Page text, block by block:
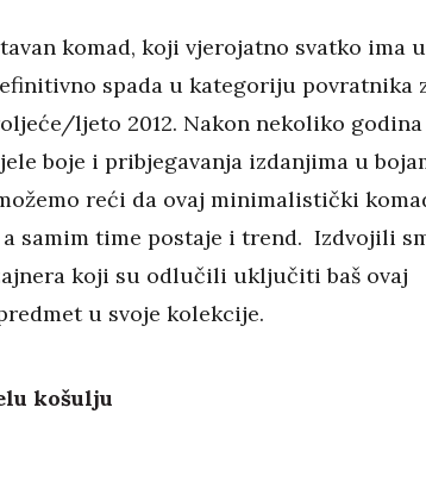
komad, koji vjerojatno svatko ima u
spada u kategoriju povratnika
ljeto 2012. Nakon nekoliko godina
boje i pribjegavanja izdanjima u
reći da ovaj minimalistički
samim time postaje i trend. Izdvojili
koji su odlučili uključiti baš ovaj
u svoje kolekcije.
košulju